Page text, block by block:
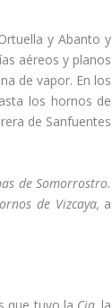
y Abanto y
aéreos y planos
de vapor. En los
los hornos de
de Sanfuentes
de Somorrostro.
de Vizcaya, a